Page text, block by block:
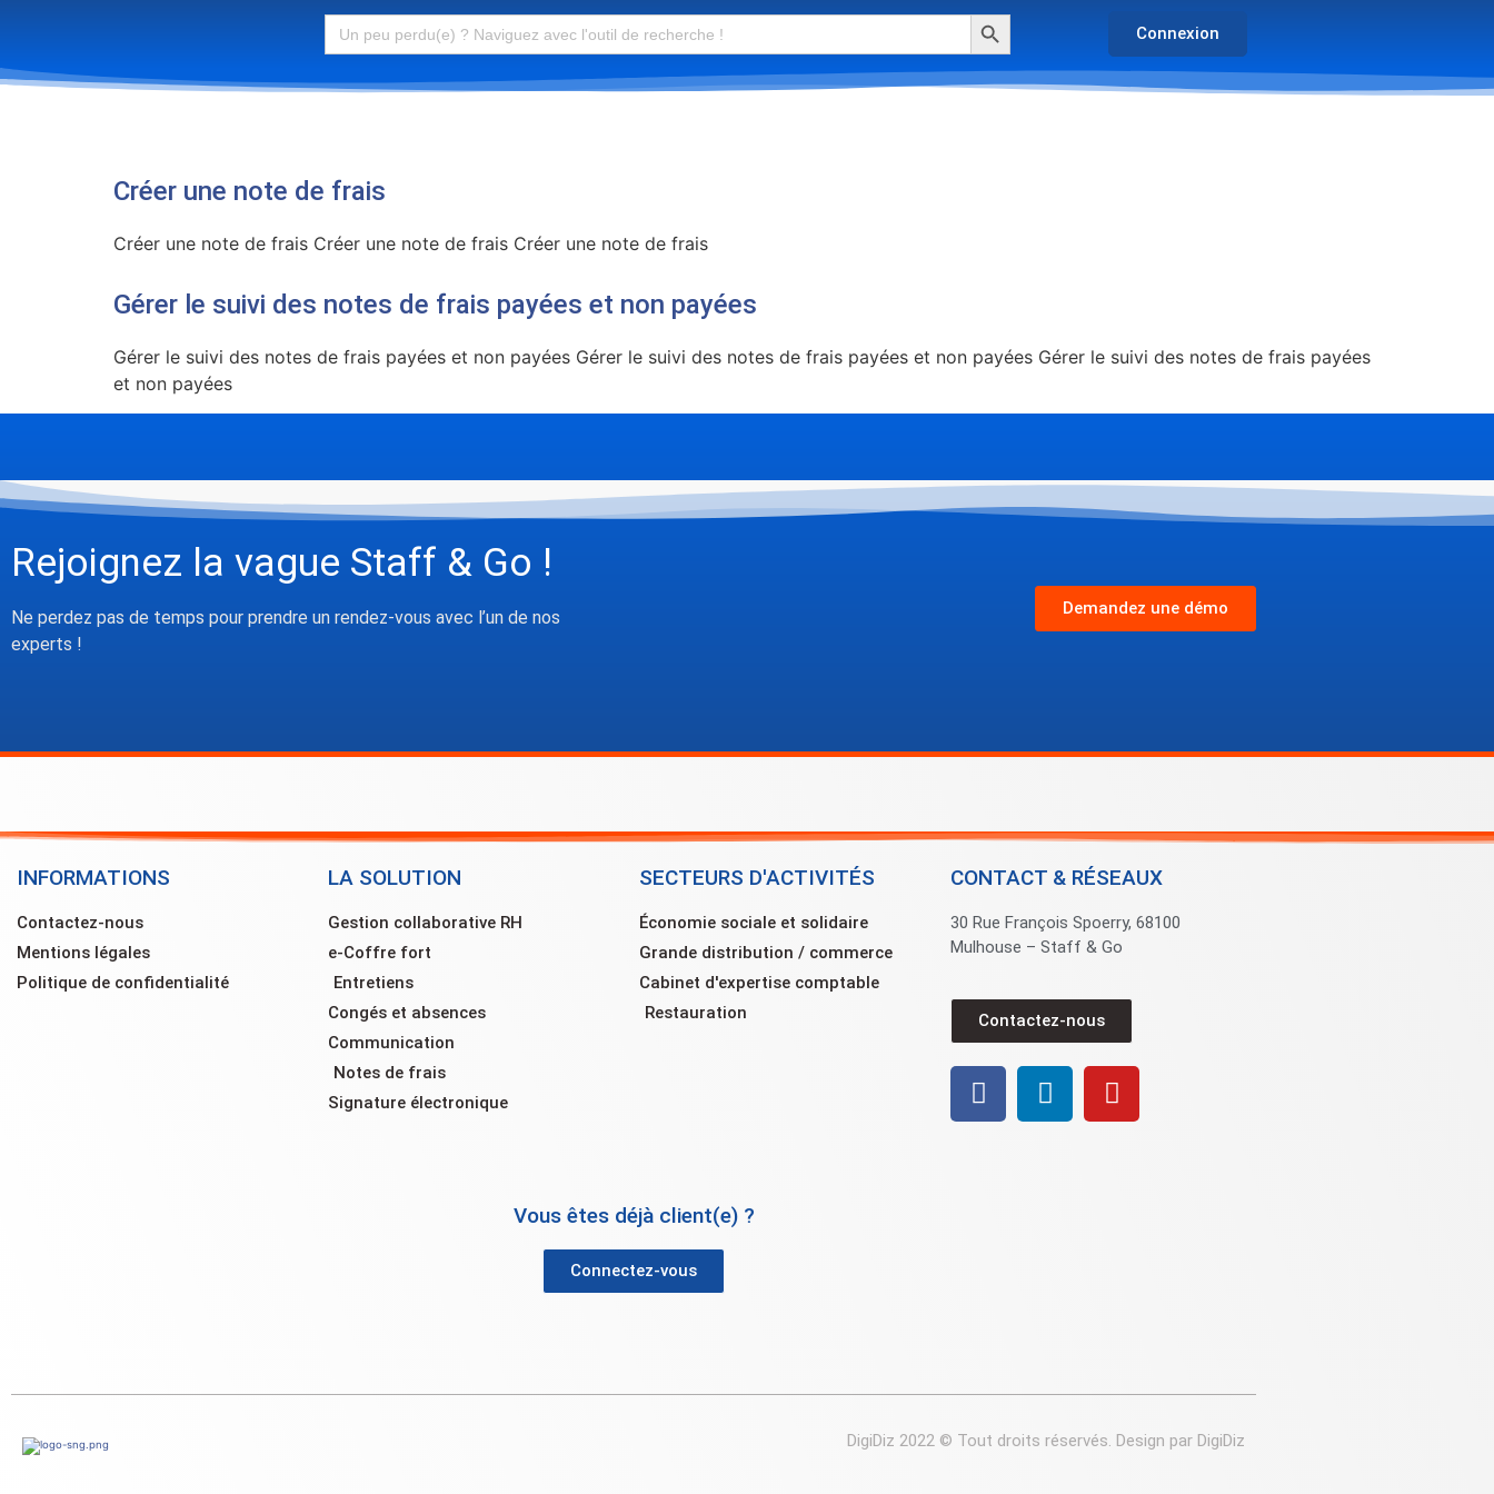
Search
for:
Search Button
Connexion
Créer une note de frais
Créer une note de frais Créer une note de frais Créer une note de frais
Gérer le suivi des notes de frais payées et non payées
Gérer le suivi des notes de frais payées et non payées Gérer le suivi des notes de frais payées et non payées Gérer le suivi des notes de frais payées
et non payées
Rejoignez la vague Staff & Go !
Ne perdez pas de temps pour prendre un rendez-vous avec l’un de nos
experts !
Demandez une démo
INFORMATIONS
Contactez-nous
Mentions légales
Politique de confidentialité
LA SOLUTION
Gestion collaborative RH
e-Coffre fort
Entretiens
Congés et absences
Communication
Notes de frais
Signature électronique
SECTEURS D'ACTIVITÉS
Économie sociale et solidaire
Grande distribution / commerce
Cabinet d'expertise comptable
Restauration
CONTACT & RÉSEAUX
30 Rue François Spoerry, 68100
Mulhouse – Staff & Go
Contactez-nous
Vous êtes déjà client(e) ?
Connectez-vous
DigiDiz 2022 © Tout droits réservés. Design par DigiDiz